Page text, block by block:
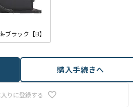
ブラック【B】
りに登録する
購入手続きへ